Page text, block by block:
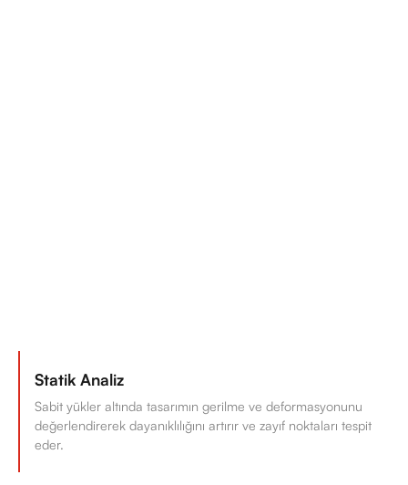
Statik Analiz
Sabit yükler altında tasarımın gerilme ve deformasyonunu
değerlendirerek dayanıklılığını artırır ve zayıf noktaları tespit
eder.